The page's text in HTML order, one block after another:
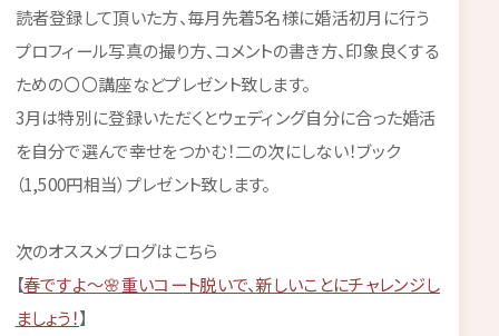
読者登録して頂いた方、毎月先着5名様に婚活初月に行う
プロフィール写真の撮り方、コメントの書き方、印象良くする
ための〇〇講座などプレゼント致します。
3月は特別に登録いただくとウェディング自分に合った婚活
を自分で選んで幸せをつかむ！二の次にしない！ブック
（1,500円相当）プレゼント致します。
次のオススメブログはこちら
【春ですよ～🌸重いコート脱いで、新しいことにチャレンジし
ましょう！】